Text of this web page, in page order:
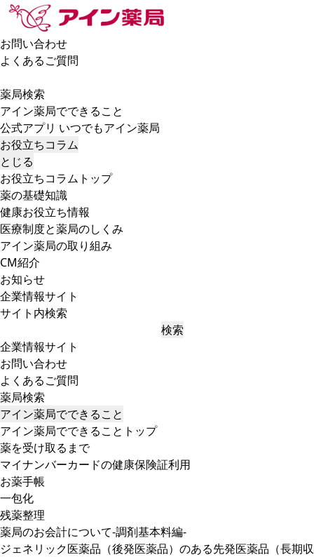
お問い合わせ
よくあるご質問
薬局検索
アイン薬局でできること
公式アプリ いつでもアイン薬局
お役立ちコラム
とじる
お役立ちコラムトップ
薬の基礎知識
健康お役立ち情報
医療制度と薬局のしくみ
アイン薬局の取り組み
CM紹介
お知らせ
企業情報サイト
サイト内検索
検索
企業情報サイト
お問い合わせ
よくあるご質問
薬局検索
アイン薬局でできること
アイン薬局でできることトップ
薬を受け取るまで
マイナンバーカードの健康保険証利用
お薬手帳
一包化
残薬整理
薬局のお会計について-調剤基本料編-
ジェネリック医薬品（後発医薬品）のある先発医薬品（長期収